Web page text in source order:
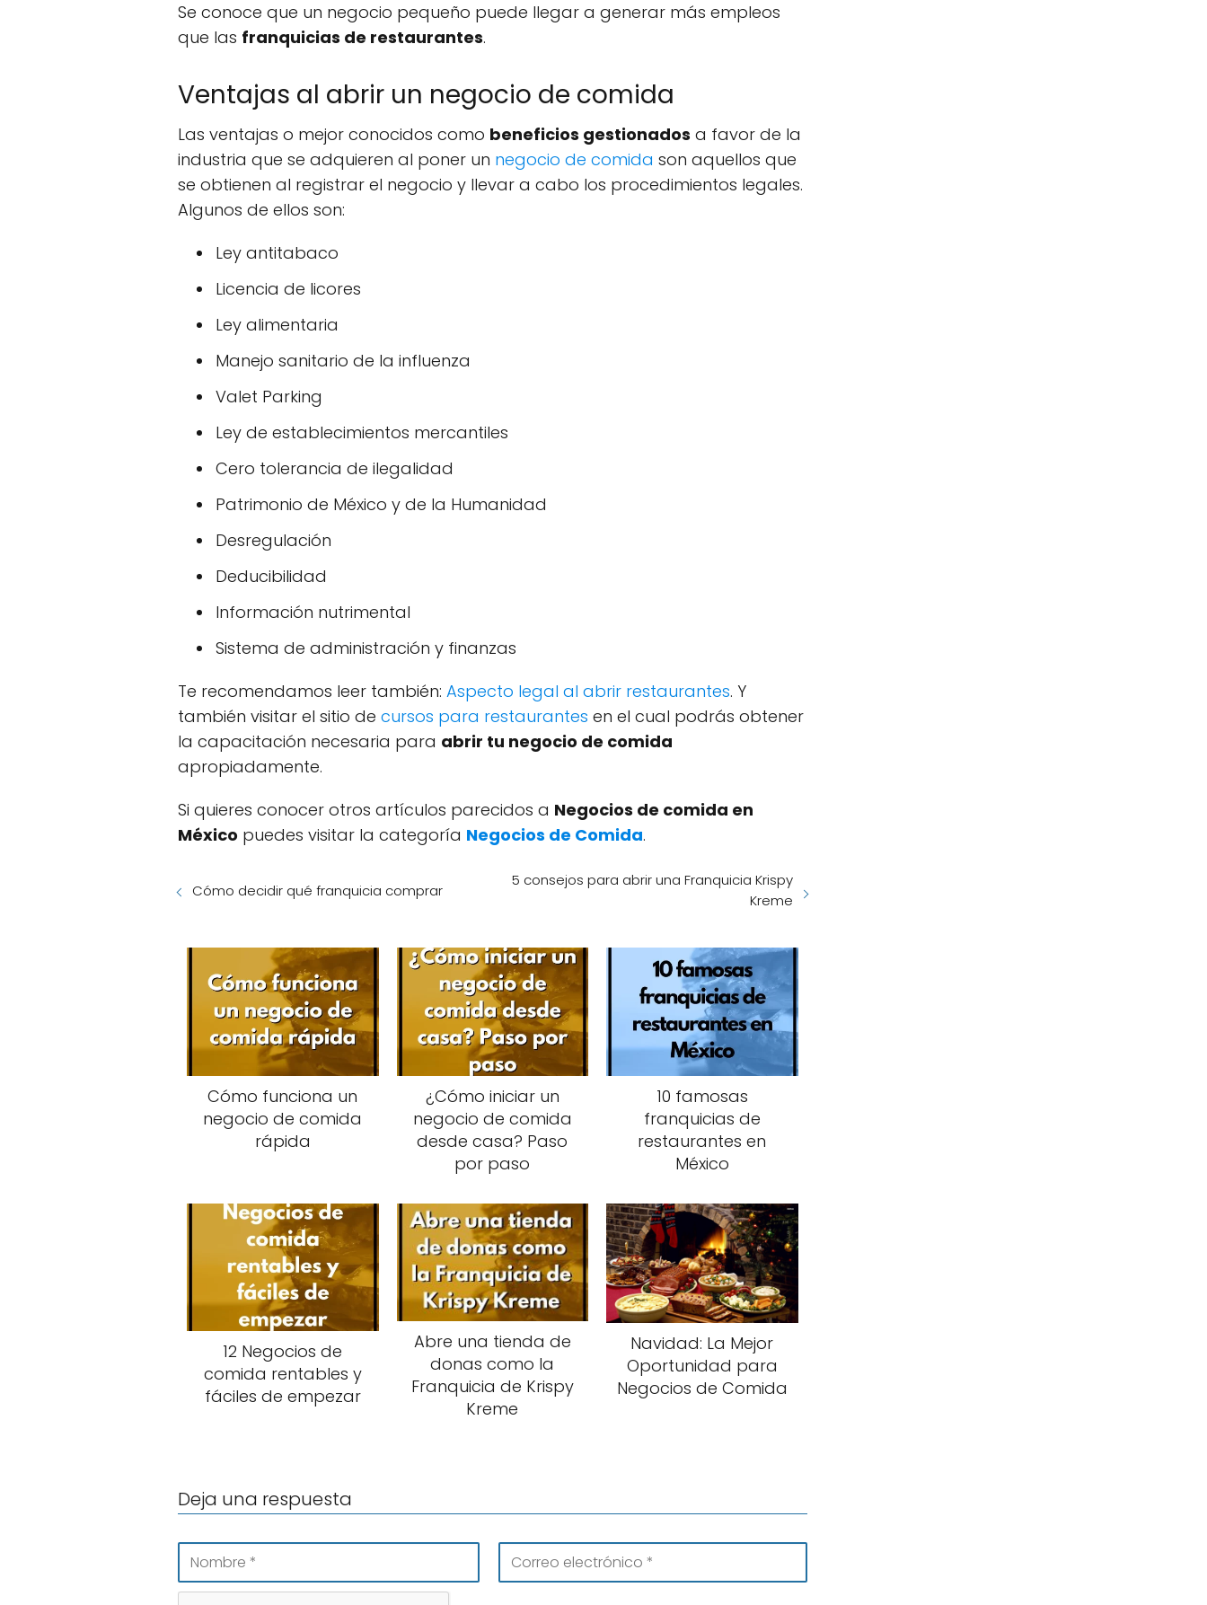
Se conoce que un negocio pequeño puede llegar a generar más empleos
que las franquicias de restaurantes.
Ventajas al abrir un negocio de comida
Las ventajas o mejor conocidos como beneficios gestionados a favor de la
industria que se adquieren al poner un negocio de comida son aquellos que
se obtienen al registrar el negocio y llevar a cabo los procedimientos legales.
Algunos de ellos son:
Ley antitabaco
Licencia de licores
Ley alimentaria
Manejo sanitario de la influenza
Valet Parking
Ley de establecimientos mercantiles
Cero tolerancia de ilegalidad
Patrimonio de México y de la Humanidad
Desregulación
Deducibilidad
Información nutrimental
Sistema de administración y finanzas
Te recomendamos leer también: Aspecto legal al abrir restaurantes. Y
también visitar el sitio de cursos para restaurantes en el cual podrás obtener
la capacitación necesaria para abrir tu negocio de comida
apropiadamente.
Si quieres conocer otros artículos parecidos a Negocios de comida en
México puedes visitar la categoría Negocios de Comida.
Cómo decidir qué franquicia comprar
5 consejos para abrir una Franquicia Krispy
Kreme
Cómo funciona un
negocio de comida
rápida
¿Cómo iniciar un
negocio de comida
desde casa? Paso
por paso
10 famosas
franquicias de
restaurantes en
México
12 Negocios de
comida rentables y
fáciles de empezar
Abre una tienda de
donas como la
Franquicia de Krispy
Kreme
Navidad: La Mejor
Oportunidad para
Negocios de Comida
Deja una respuesta